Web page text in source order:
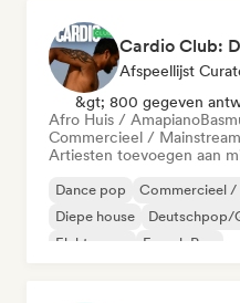
Cardio Club:
Afspeellijst
&gt; 800 gegeven
Afro Huis / Amapiano
Commercieel / Mainstream
Artiesten toevoegen aan
Dance pop Commercieel /
Diepe house
Deutschpop/
Elektropop
French Pop